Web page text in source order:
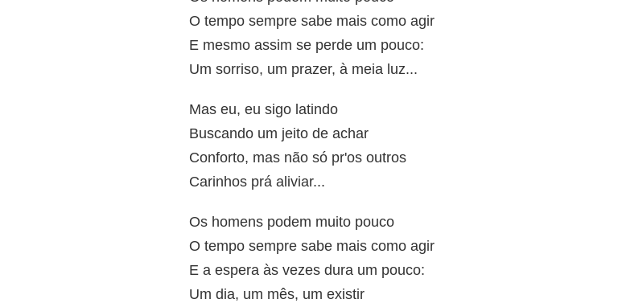
O tempo sempre sabe mais como agir
E mesmo assim se perde um pouco:
Um sorriso, um prazer, à meia luz...
Mas eu, eu sigo latindo
Buscando um jeito de achar
Conforto, mas não só pr'os outros
Carinhos prá aliviar...
Os homens podem muito pouco
O tempo sempre sabe mais como agir
E a espera às vezes dura um pouco:
Um dia, um mês, um existir